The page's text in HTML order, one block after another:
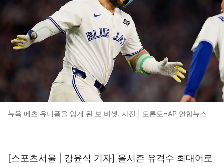
뉴욕 메츠 유니폼을 입게 된 보 비솃. 사진 | 토론토=AP 연합뉴스
[스포츠서울 | 강윤식 기자] 올시즌 유격수 최대어로